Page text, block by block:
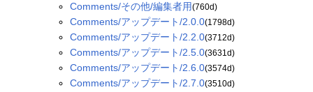
Comments/その他/編集者用(760d)
Comments/アップデート/2.0.0(1798d)
Comments/アップデート/2.2.0(3712d)
Comments/アップデート/2.5.0(3631d)
Comments/アップデート/2.6.0(3574d)
Comments/アップデート/2.7.0(3510d)